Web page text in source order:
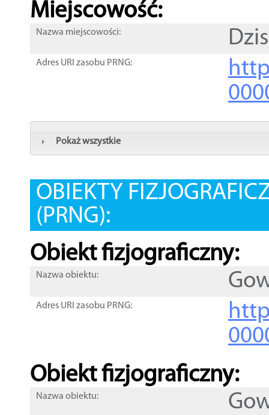
Miejscowość:
Nazwa miejscowości:
Adres URI zasobu PRNG:
Pokaż wszystkie
OBIEKTY
(PRNG):
Obiekt fizjograficzny:
Nazwa obiektu:
Adres URI zasobu PRNG:
Obiekt fizjograficzny:
Nazwa obiektu: